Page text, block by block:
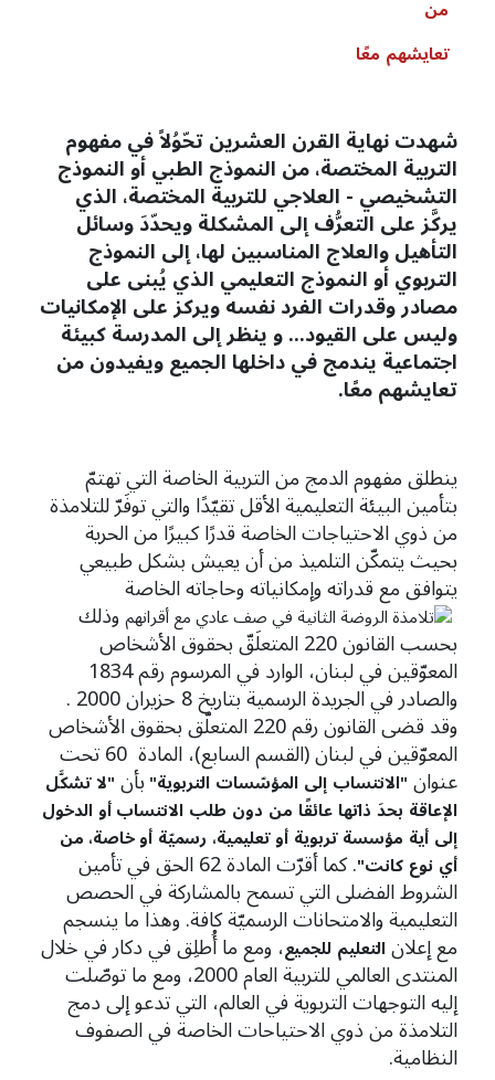
من
تعايشهم معًا
شهدت نهاية القرن العشرين تحّوُلاً في مفهوم
التربية المختصة، من النموذج الطبي أو النموذج
التشخيصي - العلاجي للتربية المختصة، الذي
يركَّز على التعرُّف إلى المشكلة ويحدّدَ وسائل
التأهيل والعلاج المناسبين لها، إلى النموذج
التربوي أو النموذج التعليمي الذي يُبنى على
مصادر وقدرات الفرد نفسه ويركز على الإمكانيات
وليس على القيود... و ينظر إلى المدرسة كبيئة
اجتماعية يندمج في داخلها الجميع ويفيدون من
تعايشهم معًا.
ينطلق مفهوم الدمج من التربية الخاصة التي تهتمّ
بتأمين البيئة التعليمية الأقل تقيّدًا والتي توفَرّ للتلامذة
من ذوي الاحتياجات الخاصة قدرًا كبيرًا من الحرية
بحيث يتمكّن التلميذ من أن يعيش بشكل طبيعي
يتوافق مع قدراته وإمكانياته وحاجاته الخاصة
وذلك
بحسب القانون 220 المتعلَقّ بحقوق الأشخاص
المعوّقين في لبنان، الوارد في المرسوم رقم 1834
والصادر في الجريدة الرسمية بتاريخ 8 حزيران 2000 .
وقد قضى القانون رقم 220 المتعلّق بحقوق الأشخاص
المعوّقين في لبنان (القسم السابع)، المادة 60 تحت
عنوان"الانتساب إلى المؤسّسات التربوية"بأن"لاتشكَّل
الإعاقة بحدَذاتها عائقًا من دون طلب الانتساب أوالدخول
إلى أية مؤسسة تربوية أوتعليمية، رسميّة أو خاصة، من
أي نوع كانت" . كما أقرّت المادة 62 الحق في تأمين
الشروط الفضلى التي تسمح بالمشاركة في الحصص
التعليمية والامتحانات الرسميّة كافة. وهذا ما ينسجم
مع إعلانالتعليم للجميع، ومع ما أُطلِق في دكار في خلال
المنتدى العالمي للتربية العام 2000، ومع ما توصّلت
إليه التوجهات التربوية في العالم، التي تدعو إلى دمج
التلامذة من ذوي الاحتياحات الخاصة في الصفوف
النظامية.